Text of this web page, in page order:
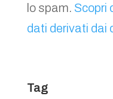
lo spam. Scopri
dati derivati dai
Tag